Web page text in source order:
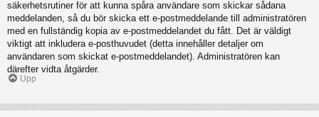
säkerhetsrutiner för att kunna spåra användare som skickar sådana
meddelanden, så du bör skicka ett e-postmeddelande till administratören
med en fullständig kopia av e-postmeddelandet du fått. Det är väldigt
viktigt att inkludera e-posthuvudet (detta innehåller detaljer om
användaren som skickat e-postmeddelandet). Administratören kan
därefter vidta åtgärder.
Upp